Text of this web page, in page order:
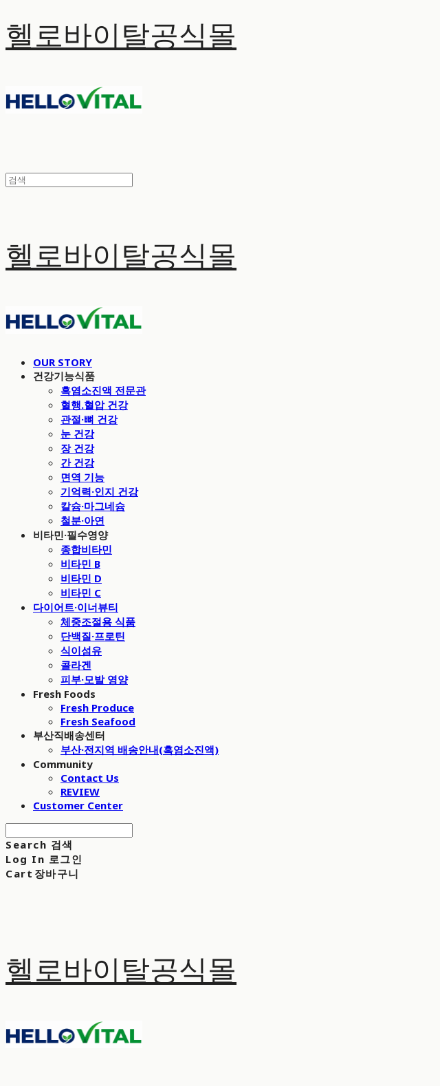
헬로바이탈공식몰
헬로바이탈공식몰
OUR STORY
건강기능식품
흑염소진액 전문관
혈행.혈압 건강
관절·뼈 건강
눈 건강
장 건강
간 건강
면역 기능
기억력·인지 건강
칼슘·마그네슘
철분·아연
비타민·필수영양
종합비타민
비타민 B
비타민 D
비타민 C
다이어트·이너뷰티
체중조절용 식품
단백질·프로틴
식이섬유
콜라겐
피부·모발 영양
Fresh Foods
Fresh Produce
Fresh Seafood
부산직배송센터
부산·전지역 배송안내(흑염소진액)
Community
Contact Us
REVIEW
Customer Center
Search 검색
Log In 로그인
Cart 장바구니
헬로바이탈공식몰